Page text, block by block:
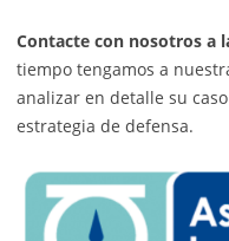
Contacte con nosotros a
tiempo tengamos a
analizar en detalle su
estrategia de defensa.